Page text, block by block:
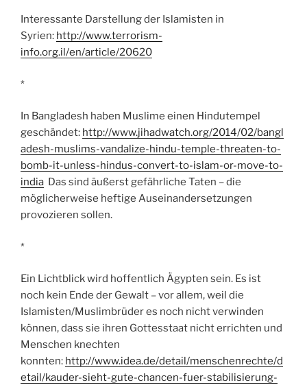
Interessante Darstellung der Islamisten in
Syrien: http://www.terrorism-
info.org.il/en/article/20620
*
In Bangladesh haben Muslime einen Hindutempel
geschändet: http://www.jihadwatch.org/2014/02/bangl
adesh-muslims-vandalize-hindu-temple-threaten-to-
bomb-it-unless-hindus-convert-to-islam-or-move-to-
india Das sind äußerst gefährliche Taten – die
möglicherweise heftige Auseinandersetzungen
provozieren sollen.
*
Ein Lichtblick wird hoffentlich Ägypten sein. Es ist
noch kein Ende der Gewalt – vor allem, weil die
Islamisten/Muslimbrüder es noch nicht verwinden
können, dass sie ihren Gottesstaat nicht errichten und
Menschen knechten
konnten: http://www.idea.de/detail/menschenrechte/d
etail/kauder-sieht-gute-chancen-fuer-stabilisierung-